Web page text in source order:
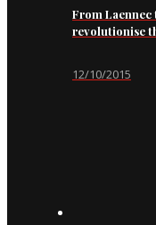
From Laennec
revolutionise
12/10/2015